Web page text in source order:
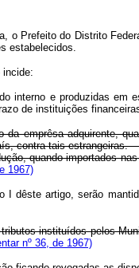
o Prefeito do Distrito
estabelecidos.
incide:
interno e produzidas
de instituições
emprêsa adquirente,
país, contra tais
quando importados
1967)
dêste artigo, serão
instituídos pelos
nº 36, de 1967)